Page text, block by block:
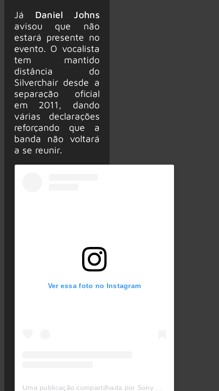
Já Daniel Johns
avisou que não
estará presente no
evento. O vocalista
tem mantido
distância do
Silverchair desde a
separação oficial
em 2011, dando
várias declarações
reforçando que a
banda não voltará
a se reunir.
Ver essa foto no Instagram